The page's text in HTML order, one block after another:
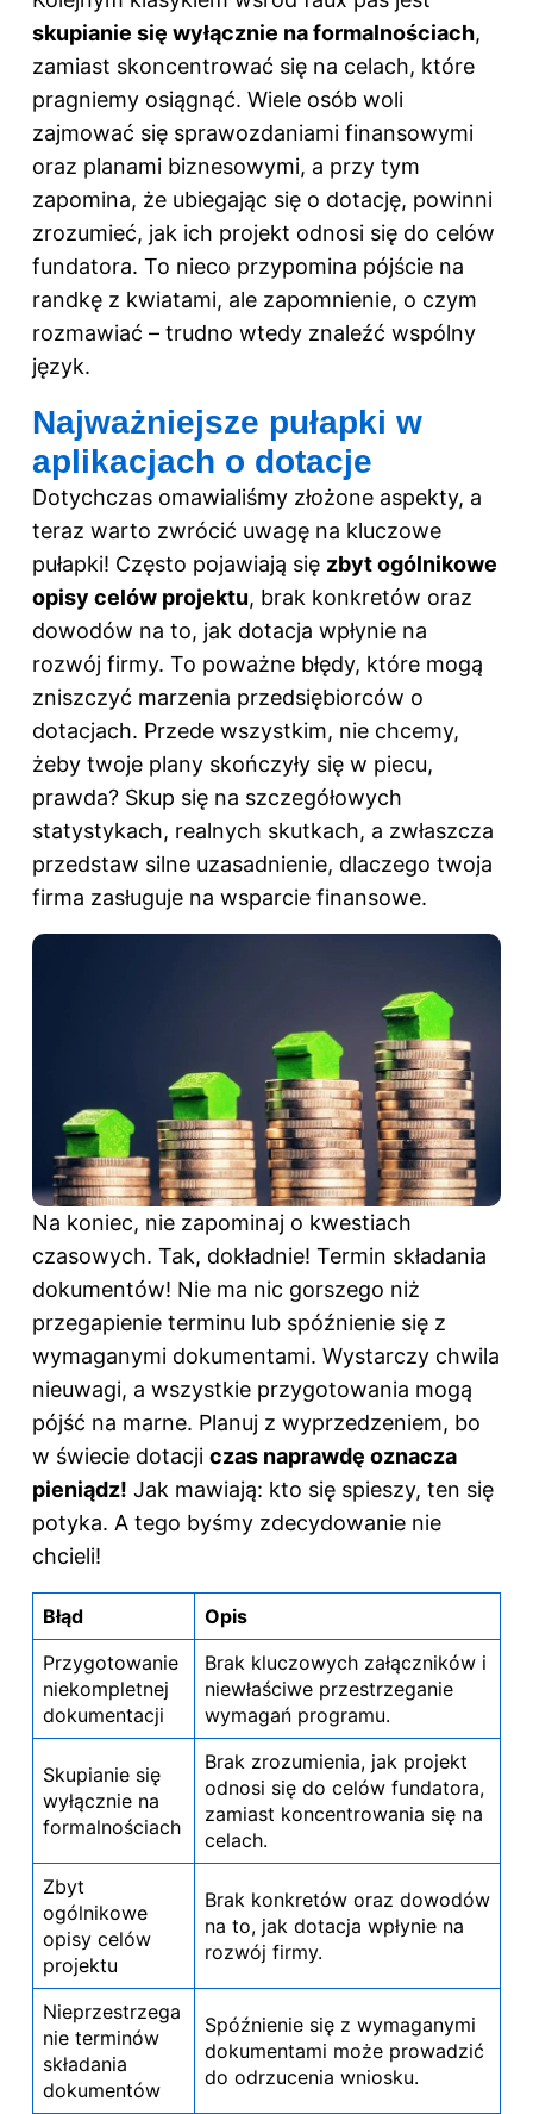
skupianie się wyłącznie na formalnościach,
zamiast skoncentrować się na celach, które
pragniemy osiągnąć. Wiele osób woli
zajmować się sprawozdaniami finansowymi
oraz planami biznesowymi, a przy tym
zapomina, że ubiegając się o dotację, powinni
zrozumieć, jak ich projekt odnosi się do celów
fundatora. To nieco przypomina pójście na
randkę z kwiatami, ale zapomnienie, o czym
rozmawiać – trudno wtedy znaleźć wspólny
język.
Najważniejsze pułapki w
aplikacjach o dotacje
Dotychczas omawialiśmy złożone aspekty, a
teraz warto zwrócić uwagę na kluczowe
pułapki! Często pojawiają się zbyt ogólnikowe
opisy celów projektu, brak konkretów oraz
dowodów na to, jak dotacja wpłynie na
rozwój firmy. To poważne błędy, które mogą
zniszczyć marzenia przedsiębiorców o
dotacjach. Przede wszystkim, nie chcemy,
żeby twoje plany skończyły się w piecu,
prawda? Skup się na szczegółowych
statystykach, realnych skutkach, a zwłaszcza
przedstaw silne uzasadnienie, dlaczego twoja
firma zasługuje na wsparcie finansowe.
Na koniec, nie zapominaj o kwestiach
czasowych. Tak, dokładnie! Termin składania
dokumentów! Nie ma nic gorszego niż
przegapienie terminu lub spóźnienie się z
wymaganymi dokumentami. Wystarczy chwila
nieuwagi, a wszystkie przygotowania mogą
pójść na marne. Planuj z wyprzedzeniem, bo
w świecie dotacji czas naprawdę oznacza
pieniądz! Jak mawiają: kto się spieszy, ten się
potyka. A tego byśmy zdecydowanie nie
chcieli!
Błąd
Opis
Przygotowanie
niekompletnej
dokumentacji
Brak kluczowych załączników i
niewłaściwe przestrzeganie
wymagań programu.
Skupianie się
wyłącznie na
formalnościach
Brak zrozumienia, jak projekt
odnosi się do celów fundatora,
zamiast koncentrowania się na
celach.
Zbyt
ogólnikowe
opisy celów
projektu
Brak konkretów oraz dowodów
na to, jak dotacja wpłynie na
rozwój firmy.
Nieprzestrzega
nie terminów
składania
dokumentów
Spóźnienie się z wymaganymi
dokumentami może prowadzić
do odrzucenia wniosku.